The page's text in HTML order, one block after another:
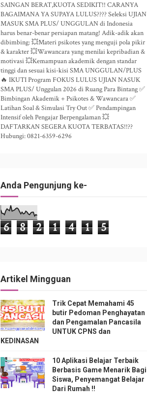
SAINGAN BERAT,KUOTA SEDIKIT!! CARANYA
BAGAIMANA YA SUPAYA LULUS???? Seleksi UJIAN
MASUK SMA PLUS/ UNGGULAN di Indonesia
harus benar-benar persiapan matang! Adik-adik akan
dibimbing: 💥Materi psikotes yang menguji pola pikir
& karakter 💥Wawancara yang menilai kepribadian &
motivasi 💥Kemampuan akademik dengan standar
tinggi dan sesuai kisi-kisi SMA UNGGULAN/PLUS
🔥 IKUTI Program FOKUS LULUS UJIAN NASUK
SMA PLUS/ Unggulan 2026 di Ruang Para Bintang ✅
Bimbingan Akademik + Psikotes & Wawancara ✅
Latihan Soal & Simulasi Try Out ✅ Pendampingan
Intensif oleh Pengajar Berpengalaman 💥
DAFTARKAN SEGERA KUOTA TERBATAS!!??
Hubungi: 0821-6359-6296
Anda Pengunjung ke-
6 8 2 1 4 1 5
Artikel Mingguan
Trik Cepat Memahami 45
butir Pedoman Penghayatan
dan Pengamalan Pancasila
UNTUK CPNS dan
KEDINASAN
10 Aplikasi Belajar Terbaik
Berbasis Game Menarik Bagi
Siswa, Penyemangat Belajar
Dari Rumah !!